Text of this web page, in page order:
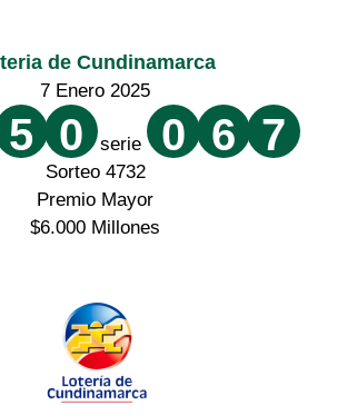
de Cundinamarca
7 Enero 2025
5 0 serie 0 6 7
Sorteo 4732
Premio Mayor
$6.000 Millones